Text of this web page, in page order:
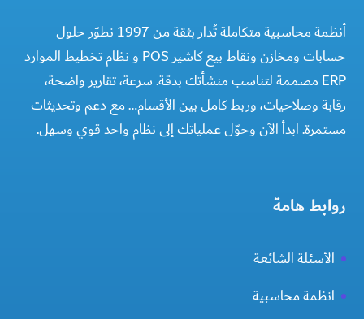
أنظمة محاسبية متكاملة تُدار بثقة من 1997 نطوّر حلول
حسابات ومخازن ونقاط بيع كاشير POS و نظام تخطيط الموارد
ERP مصممة لتناسب منشأتك بدقة. سرعة، تقارير واضحة،
رقابة وصلاحيات، وربط كامل بين الأقسام… مع دعم وتحديثات
مستمرة. ابدأ الآن وحوّل عملياتك إلى نظام واحد قوي وسهل.
روابط هامة
الأسئلة الشائعة
انظمة محاسبية